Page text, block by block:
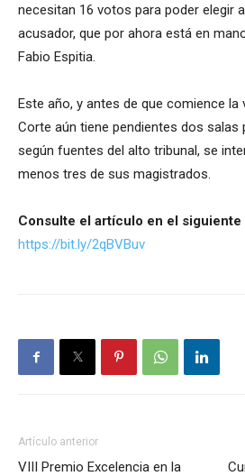
necesitan 16 votos para poder elegir
acusador, que por ahora está en
Fabio Espitia.
Este año, y antes de que comience la
Corte aún tiene pendientes dos salas
según fuentes del alto tribunal, se
menos tres de sus magistrados.
Consulte el artículo en el siguiente
https://bit.ly/2qBVBuv
Artículo anterior
VIII Premio Excelencia en la